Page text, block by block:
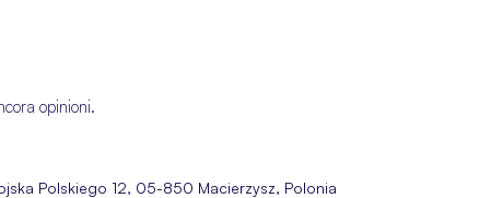
opinioni.
Polskiego 12, 05-850 Macierzysz, Polonia